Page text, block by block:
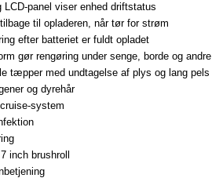
LCD-panel viser enhed driftstatus
til opladeren, når tør for strøm
efter batteriet er fuldt opladet
gør rengøring under senge, borde og andre
tæpper med undtagelse af plys og lang pels
og dyrehår
cruise-system
7 inch brushroll